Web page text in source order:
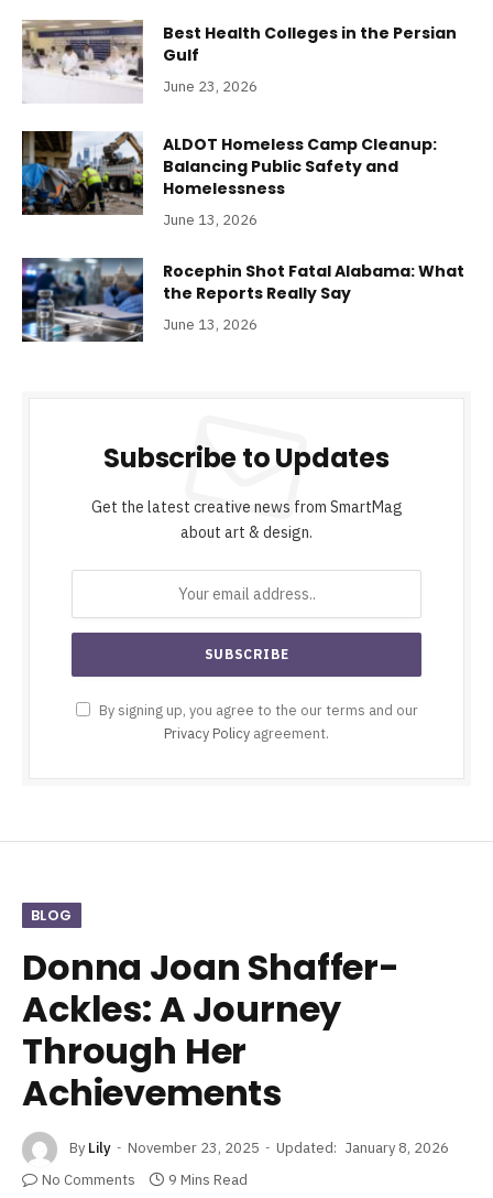
Best Health Colleges in the Persian
Gulf
June 23, 2026
ALDOT Homeless Camp Cleanup:
Balancing Public Safety and
Homelessness
June 13, 2026
Rocephin Shot Fatal Alabama: What
the Reports Really Say
June 13, 2026
Subscribe to Updates
Get the latest creative news from SmartMag
about art & design.
By signing up, you agree to the our terms and our
Privacy Policy agreement.
BLOG
Donna Joan Shaffer-
Ackles: A Journey
Through Her
Achievements
By Lily November 23, 2025 Updated: January 8, 2026
No Comments
9 Mins Read